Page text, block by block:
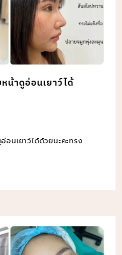
น้าดูอ่อนเยาว์ได้
อนเยาว์ได้ด้วยนะคะทรง